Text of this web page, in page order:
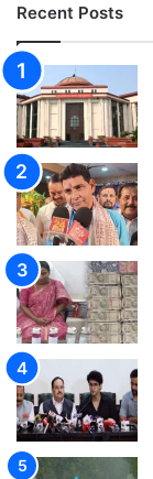
Recent Posts